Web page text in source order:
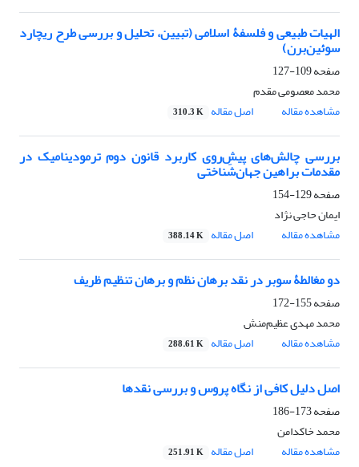
الهیات طبیعی و فلسفۀ اسلامی (تبیین، تحلیل و بررسی طرح ریچارد
سوئین‌برن)
صفحه109-127
محمد معصومی مقدم
مشاهده مقاله
اصل مقاله 310.3 K
بررسی چالش‌های پیشِ‌روی کاربرد قانون دوم ترمودینامیک در
مقدمات براهین جهان‌شناختی
صفحه129-154
ایمان حاجی نژاد
مشاهده مقاله
اصل مقاله 388.14 K
دو مغالطۀ سوبر در نقد برهان نظم و برهان تنظیم ظریف
صفحه155-172
محمد مهدی عظیم‌منش
مشاهده مقاله
اصل مقاله 288.61 K
اصل دلیل کافی از نگاه پروس و بررسی نقدها
صفحه173-186
محمد خاکدامن
مشاهده مقاله
اصل مقاله 251.91 K